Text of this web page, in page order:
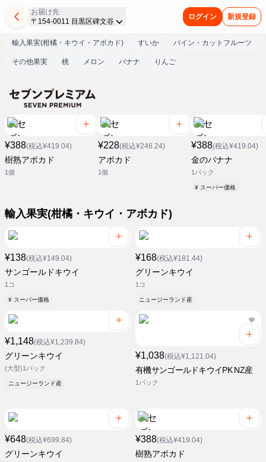
お届け先
〒154-0011 目黒区碑文谷
ログイン 新規登録
輸入果実(柑橘・キウイ・アボカド) すいか パイン・カットフルーツ
その他果実 桃 メロン バナナ りんご
¥388(税込¥419.04)
樹熟アボカド
1個
¥228(税込¥246.24)
アボカド
1個
¥388(税込¥419.04)
金のバナナ
1パック
¥ スーパー価格
輸入果実(柑橘・キウイ・アボカド)
¥138(税込¥149.04)
サンゴールドキウイ
1コ
¥ スーパー価格
¥168(税込¥181.44)
グリーンキウイ
1コ
ニュージーランド産
¥1,148(税込¥1,239.84)
グリーンキウイ
(大型)1パック
ニュージーランド産
¥1,038(税込¥1,121.04)
有機サンゴールドキウイPK NZ産
1パック
¥648(税込¥699.84)
グリーンキウイ
¥388(税込¥419.04)
樹熟アボカド